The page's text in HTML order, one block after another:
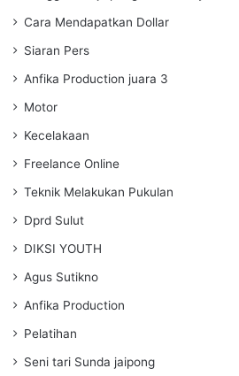
Cara Mendapatkan Dollar
Siaran Pers
Anfika Production juara 3
Motor
Kecelakaan
Freelance Online
Teknik Melakukan Pukulan
Dprd Sulut
DIKSI YOUTH
Agus Sutikno
Anfika Production
Pelatihan
Seni tari Sunda jaipong